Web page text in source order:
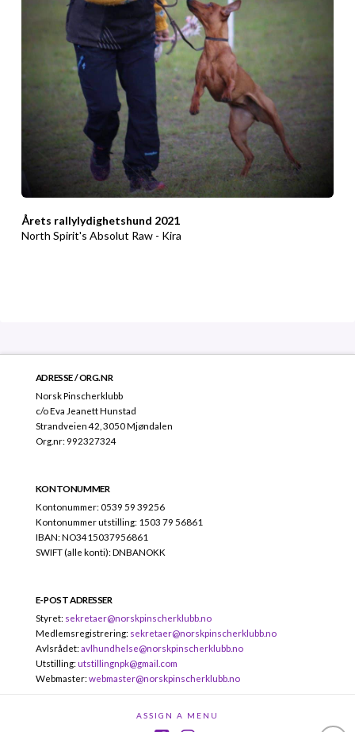
Årets rallylydighetshund 2021
North Spirit's Absolut Raw - Kira
ADRESSE / ORG.NR
Norsk Pinscherklubb
c/o Eva Jeanett Hunstad
Strandveien 42, 3050 Mjøndalen
Org.nr: 992327324
KONTONUMMER
Kontonummer: 0539 59 39256
Kontonummer utstilling: 1503 79 56861
IBAN: NO3415037956861
SWIFT (alle konti): DNBANOKK
E-POST ADRESSER
Styret: sekretaer@norskpinscherklubb.no
Medlemsregistrering: sekretaer@norskpinscherklubb.no
Avlsrådet: avlhundhelse@norskpinscherklubb.no
Utstilling:utstillingnpk@gmail.com
Webmaster:webmaster@norskpinscherklubb.no
ASSIGN A MENU